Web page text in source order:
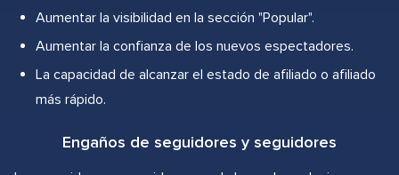
Aumentar la visibilidad en la sección "Popular".
Aumentar la confianza de los nuevos espectadores.
La capacidad de alcanzar el estado de afiliado o afiliado
más rápido.
Engaños de seguidores y seguidores